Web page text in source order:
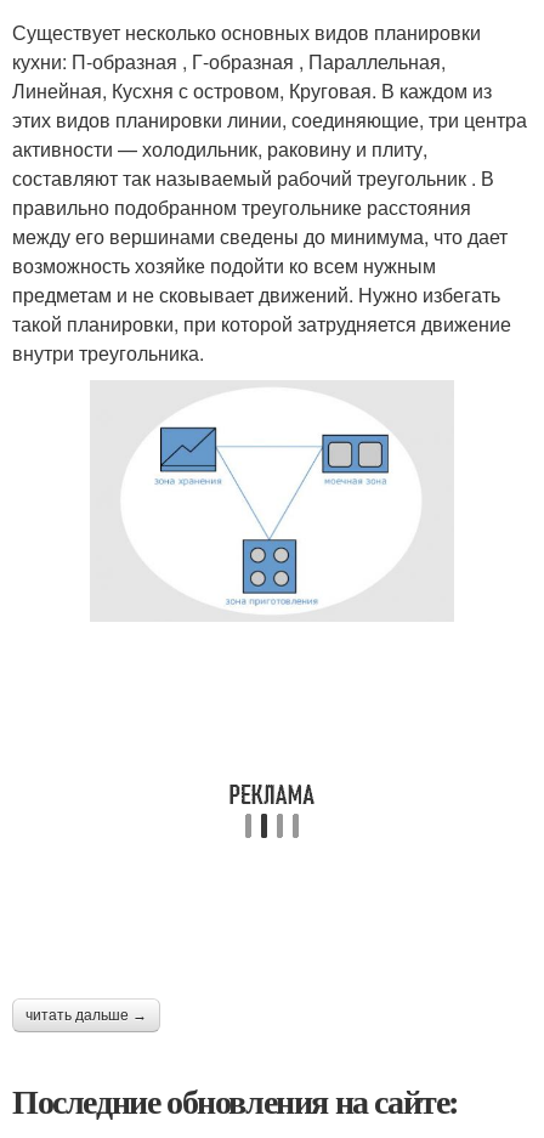
Существует несколько основных видов планировки
кухни: П-образная , Г-образная , Параллельная,
Линейная, Кусхня с островом, Круговая. В каждом из
этих видов планировки линии, соединяющие, три центра
активности — холодильник, раковину и плиту,
составляют так называемый рабочий треугольник . В
правильно подобранном треугольнике расстояния
между его вершинами сведены до минимума, что дает
возможность хозяйке подойти ко всем нужным
предметам и не сковывает движений. Нужно избегать
такой планировки, при которой затрудняется движение
внутри треугольника.
читать дальше →
Последние обновления на сайте: